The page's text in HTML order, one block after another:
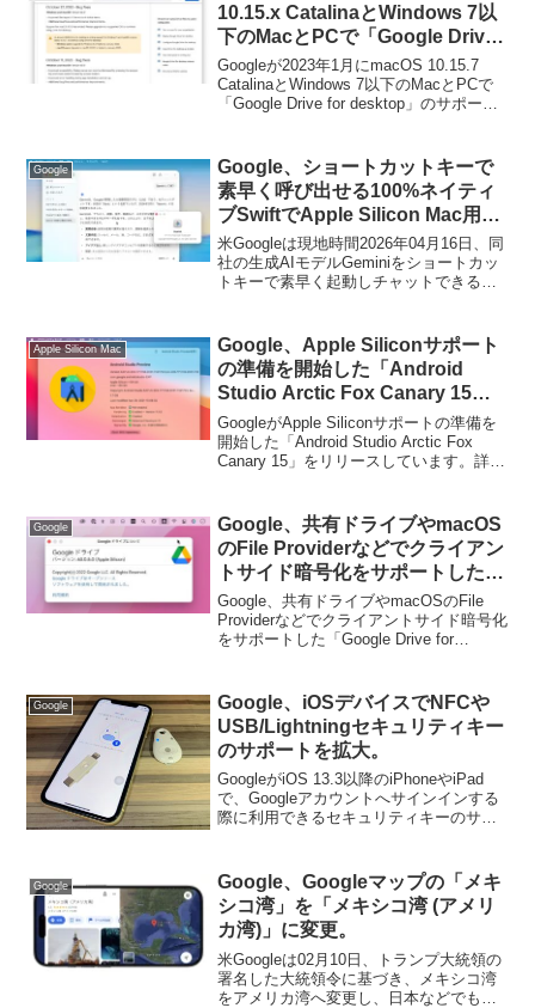
10.15.x CatalinaとWindows 7以
下のMacとPCで「Google Drive
for desktop」のサポートを終
了。
Googleが2023年1月にmacOS 10.15.7
CatalinaとWindows 7以下のMacとPCで
「Google Drive for desktop」のサポート
Google
Google、ショートカットキーで
素早く呼び出せる100%ネイティ
ブSwiftでApple Silicon Mac用に
開発されたGeminiクライアント
「Gemini for Mac」をリリース。
米Googleは現地時間2026年04月16日、同
社の生成AIモデルGeminiをショートカッ
トキーで素早く起動しチャットできる対
す。
Apple Silicon Mac
Google、Apple Siliconサポート
の準備を開始した「Android
Studio Arctic Fox Canary 15」
をリリース。
GoogleがApple Siliconサポートの準備を
開始した「Android Studio Arctic Fox
Canary 15」をリリースしています。詳細
Google
Google、共有ドライブやmacOS
のFile Providerなどでクライアン
トサイド暗号化をサポートした
「Google Drive for Desktop
v63」のロールアウトを開始。
Google、共有ドライブやmacOSのFile
Providerなどでクライアントサイド暗号化
をサポートした「Google Drive for
Google
Google、iOSデバイスでNFCや
USB/Lightningセキュリティキー
のサポートを拡大。
GoogleがiOS 13.3以降のiPhoneやiPad
で、Googleアカウントへサインインする
際に利用できるセキュリティキーのサポ
Google
Google、Googleマップの「メキ
シコ湾」を「メキシコ湾 (アメリ
カ湾)」に変更。
米Googleは02月10日、トランプ大統領の
署名した大統領令に基づき、メキシコ湾
をアメリカ湾へ変更し、日本などでもメ